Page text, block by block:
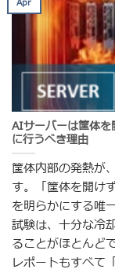
AIサーバーは筐体を
に行うべき理由
筐体内部の発熱が
す。「筐体を開け
を明らかにする唯
試験は、十分な冷
ることがほとんど
レポートもすべて